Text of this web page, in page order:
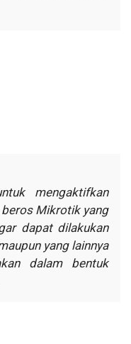
mengaktifkan
Mikrotik yang
dapat dilakukan
yang lainnya
dalam bentuk